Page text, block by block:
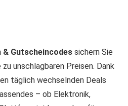
& Gutscheincodes sichern Sie
unschlagbaren Preisen. Dank
täglich wechselnden Deals
– ob Elektronik,